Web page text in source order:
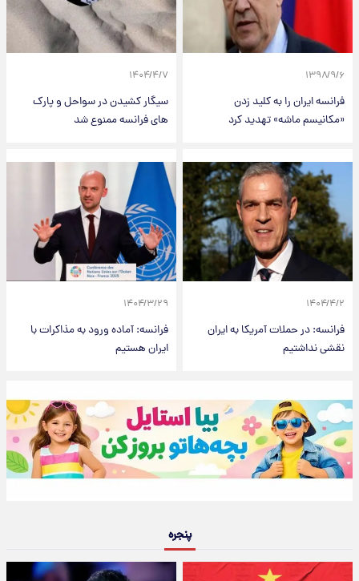
۱۳۹۸/۹/۶
فرانسه ایران را به کلید زدن
«مکانیسم ماشه» تهدید کرد
۱۴۰۴/۴/۷
سیگار کشیدن در سواحل و پارک
های فرانسه ممنوع شد
۱۴۰۴/۴/۲
فرانسه: در حملات آمریکا به ایران
نقشی نداشتیم
۱۴۰۴/۳/۲۹
فرانسه: آماده ورود به مذاکرات با
ایران هستیم
پنجره